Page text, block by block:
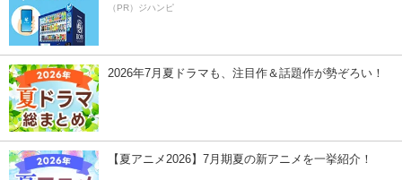
（PR）ジハンピ
2026年7月夏ドラマも、注目作＆話題作が勢ぞろい！
【夏アニメ2026】7月期夏の新アニメを一挙紹介！